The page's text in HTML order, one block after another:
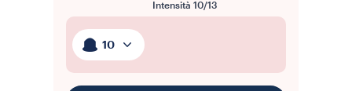
Intensità 10/13
10